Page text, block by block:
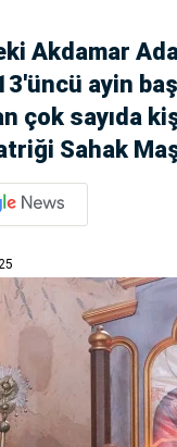
Akdamar
ayin
çok sayıda
Sahak